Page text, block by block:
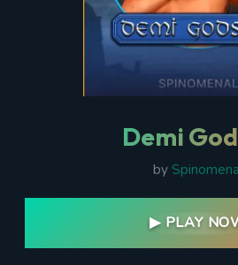
Demi
by
▶ PLAY